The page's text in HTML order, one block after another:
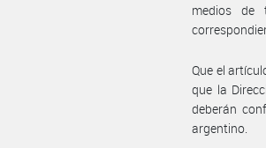
medios de
Que el
que la
deberán
argentino.